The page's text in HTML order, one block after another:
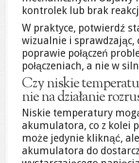
kontrolek lub brak
W praktyce, potwierdź
wizualnie i sprawdzając,
poprawie połączeń
połączeniach, a nie w
Czy niskie
nie na działanie
Niskie temperatury
akumulatora, co z kolei
może jedynie kliknąć,
akumulatora do